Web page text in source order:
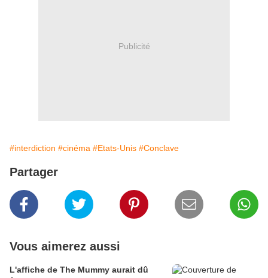
Publicité
#interdiction #cinéma #Etats-Unis #Conclave
Partager
Vous aimerez aussi
L'affiche de The Mummy aurait dû